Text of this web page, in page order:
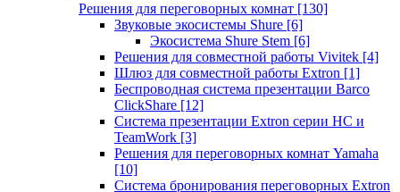
Решения для переговорных комнат [130]
Звуковые экосистемы Shure [6]
Экосистема Shure Stem [6]
Решения для совместной работы Vivitek [4]
Шлюз для совместной работы Extron [1]
Беспроводная система презентации Barco
ClickShare [12]
Система презентации Extron серии HC и
TeamWork [3]
Решения для переговорных комнат Yamaha
[10]
Система бронирования переговорных Extron